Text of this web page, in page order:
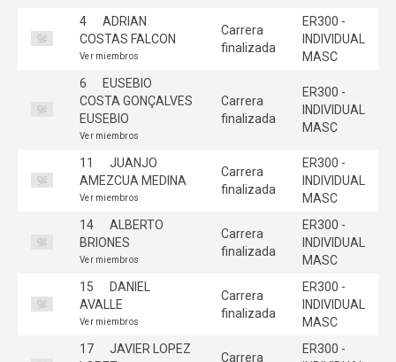
4
ADRIAN
COSTAS FALCON
Ver miembros
Carrera
finalizada
ER300 -
INDIVIDUAL
MASC
6
EUSEBIO
COSTA GONÇALVES
EUSEBIO
Ver miembros
Carrera
finalizada
ER300 -
INDIVIDUAL
MASC
11
JUANJO
AMEZCUA MEDINA
Ver miembros
Carrera
finalizada
ER300 -
INDIVIDUAL
MASC
14
ALBERTO
BRIONES
Ver miembros
Carrera
finalizada
ER300 -
INDIVIDUAL
MASC
15
DANIEL
AVALLE
Ver miembros
Carrera
finalizada
ER300 -
INDIVIDUAL
MASC
17
JAVIER LOPEZ
Carrera
ER300 -